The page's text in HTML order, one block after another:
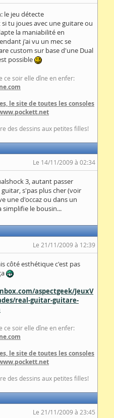
le jeu détecte
tu joues avec une guitare ou
la maniabilité en
j'ai vu un mec se
custom sur base d'une Dual
possible
ce soir elle dîne en enfer:
le site de toutes les consoles
des dessins aux petites filles!
Le 14/11/2009 à 02:34
3, autant passer
s'pas plus cher (voir
une d'occaz ou dans un
simplifie le bousin...
Le 21/11/2009 à 12:39
côté esthétique c'est pas
aspectgeek/JeuxV
real-guitar-guitare-
ce soir elle dîne en enfer:
le site de toutes les consoles
des dessins aux petites filles!
Le 21/11/2009 à 23:45